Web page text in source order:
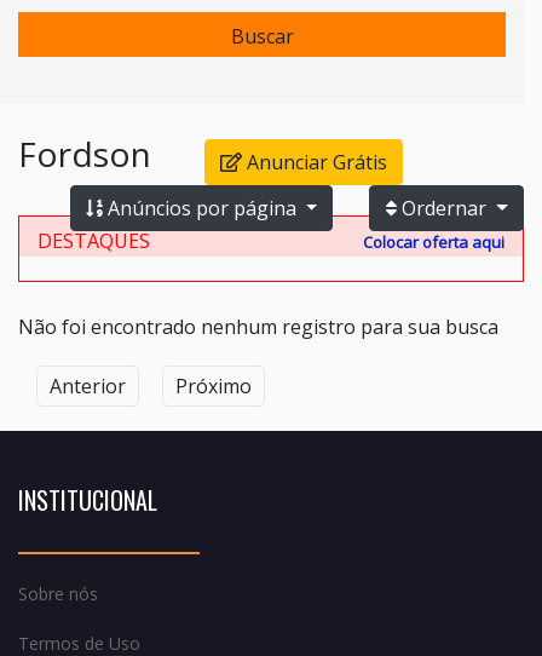
Buscar
Fordson
Anunciar Grátis
Ordernar
Anúncios por página
DESTAQUES
Colocar oferta aqui
Não foi encontrado nenhum registro para sua busca
Anterior Próximo
INSTITUCIONAL
Sobre nós
Termos de Uso